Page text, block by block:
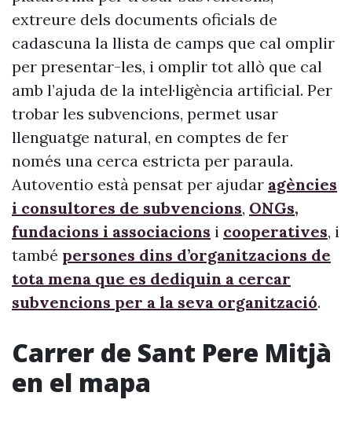
extreure dels documents oficials de
cadascuna la llista de camps que cal omplir
per presentar-les, i omplir tot allò que cal
amb l’ajuda de la intel·ligència artificial. Per
trobar les subvencions, permet usar
llenguatge natural, en comptes de fer
només una cerca estricta per paraula.
Autoventio està pensat per ajudar agències
i consultores de subvencions, ONGs,
fundacions i associacions i cooperatives, i
també persones dins d’organitzacions de
tota mena que es dediquin a cercar
subvencions per a la seva organització.
Carrer de Sant Pere Mitjà
en el mapa